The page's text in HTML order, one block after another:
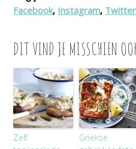
Facebook, Instagram, Twitter
DIT VIND JE MISSCHIEN
Zelf
Griekse